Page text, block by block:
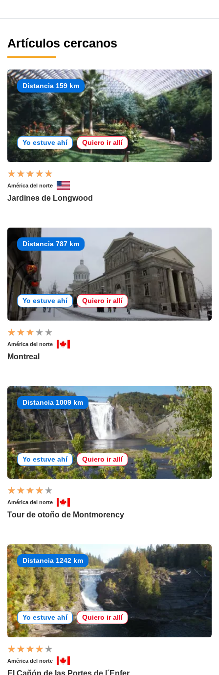
Artículos cercanos
Distancia 159 km
Yo estuve ahí Quiero ir allí
América del norte
Jardines de Longwood
Distancia 787 km
Yo estuve ahí Quiero ir allí
América del norte
Montreal
Distancia 1009 km
Yo estuve ahí Quiero ir allí
América del norte
Tour de otoño de Montmorency
Distancia 1242 km
Yo estuve ahí Quiero ir allí
América del norte
El Cañón de las Portes de l´Enfer